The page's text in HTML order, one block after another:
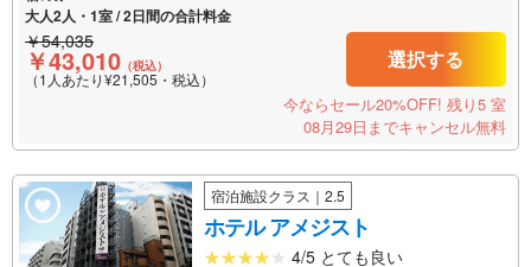
大人2人・1室 / 2日間の合計料金
￥54,035
￥43,010 （税込）
（1人あたり¥21,505・税込）
選択する
今ならセール20%OFF! 残り5 室
08月29日までキャンセル無料
宿泊施設クラス｜2.5
ホテル アメジスト
4/5 とても良い